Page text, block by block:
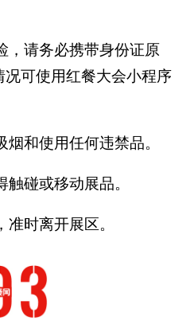
，请务必携带身份证原
况可使用红餐大会小程序
和使用任何违禁品。
碰或移动展品。
时离开展区。